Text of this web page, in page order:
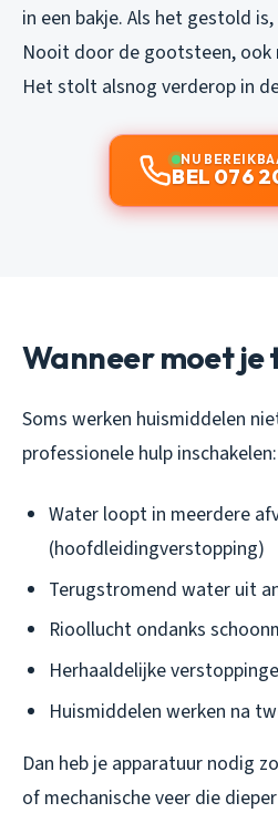
in een bakje. Als het gestold
Nooit door de gootsteen,
Het stolt alsnog verderop in
NU
BEL 076
Wanneer moet je
Soms werken huismiddelen
professionele hulp inschakelen:
Water loopt in meerdere
(hoofdleidingverstopping)
Terugstromend water uit
Rioollucht ondanks
Herhaaldelijke
Huismiddelen werken na
Dan heb je apparatuur nodig
of mechanische veer die